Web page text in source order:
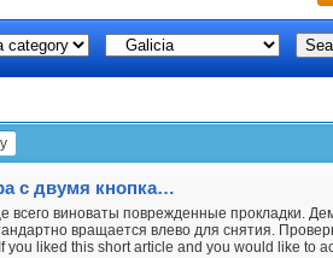
Ремонт арматуры сливного резервуара с двумя кнопками
всего виноваты поврежденные прокладки.
вращается влево для снятия.
liked this short article and you would like to